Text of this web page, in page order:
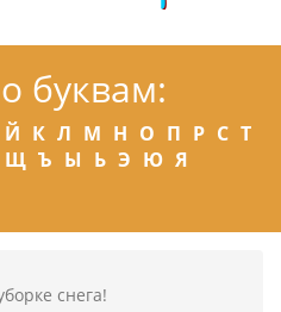
буквам:
Й К Л М Н О П Р С Т
Щ Ъ Ы Ь Э Ю Я
снега!